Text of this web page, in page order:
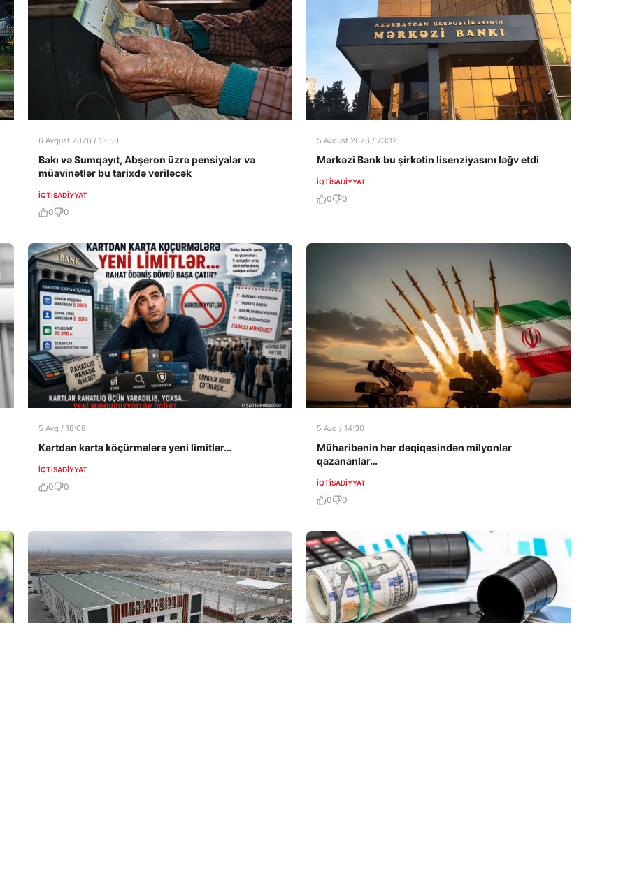
6 Avqust 2026 / 13:50
Bakı və Sumqayıt, Abşeron üzrə pensiyalar və
müavinətlər bu tarixdə veriləcək
İQTISADIYYAT
0 0
5 Avqust 2026 / 23:12
Mərkəzi Bank bu şirkətin lisenziyasını ləğv etdi
İQTISADIYYAT
0 0
5 Avq / 18:08
Kartdan karta köçürmələrə yeni limitlər…
İQTISADIYYAT
0 0
5 Avq / 14:30
Müharibənin hər dəqiqəsindən milyonlar
qazananlar…
İQTISADIYYAT
0 0